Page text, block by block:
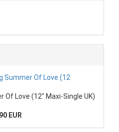
Of Love (12" Maxi-Single UK)
EUR